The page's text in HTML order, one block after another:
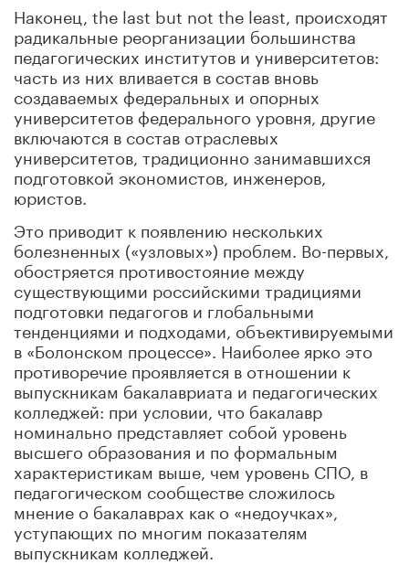
Наконец, the last but not the least, происходят
радикальные реорганизации большинства
педагогических институтов и университетов:
часть из них вливается в состав вновь
создаваемых федеральных и опорных
университетов федерального уровня, другие
включаются в состав отраслевых
университетов, традиционно занимавшихся
подготовкой экономистов, инженеров,
юристов.
Это приводит к появлению нескольких
болезненных («узловых») проблем. Во-первых,
обостряется противостояние между
существующими российскими традициями
подготовки педагогов и глобальными
тенденциями и подходами, объективируемыми
в «Болонском процессе». Наиболее ярко это
противоречие проявляется в отношении к
выпускникам бакалавриата и педагогических
колледжей: при условии, что бакалавр
номинально представляет собой уровень
высшего образования и по формальным
характеристикам выше, чем уровень СПО, в
педагогическом сообществе сложилось
мнение о бакалаврах как о «недоучках»,
уступающих по многим показателям
выпускникам колледжей.